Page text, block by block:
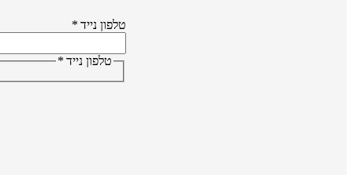
טלפון נייד *
טלפון נייד *